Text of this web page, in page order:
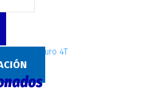
cambio Enduro 4T